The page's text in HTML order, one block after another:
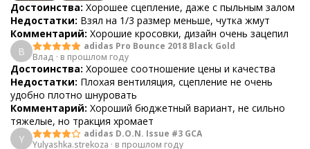
Достоинства: Хорошее сцепление, даже с пыльным залом
Недостатки: Взял на 1/3 размер меньше, чутка жмут
Комментарий: Хорошие кросовки, дизайн очень зацепил
В
adidas Pro Bounce 2018 Black Gold
Влад · в прошлом году
Достоинства: Хорошее соотношение цены и качества
Недостатки: Плохая вентиляция, сцепление не очень
удобно плотно шнуровать
Комментарий: Хороший бюджетный вариант, не сильно
тяжелые, но тракция хромает
Y
adidas D.O.N. Issue #3 GCA
Yulyashka.strekoza · в прошлом году